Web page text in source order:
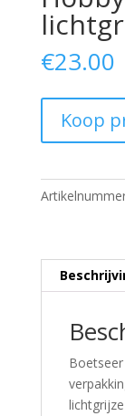
€23.00
Koop